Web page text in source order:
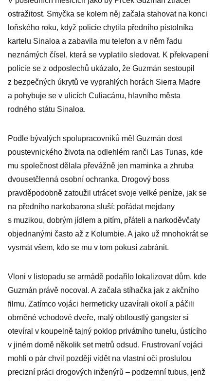
ostražitost. Smyčka se kolem něj začala stahovat na konci
loňského roku, když policie chytila předního pistolníka
kartelu Sinaloa a zabavila mu telefon a v něm řadu
neznámých čísel, která se vyplatilo sledovat. K překvapení
policie se z odposlechů ukázalo, že Guzmán sestoupil
z bezpečných úkrytů ve vyprahlých horách Sierra Madre
a pohybuje se v ulicích Culiacánu, hlavního města
rodného státu Sinaloa.
Podle bývalých spolupracovníků měl Guzmán dost
poustevnického života na odlehlém ranči Las Tunas, kde
mu společnost dělala převážně jen maminka a zhruba
dvousetčlenná osobní ochranka. Drogový boss
pravděpodobně zatoužil utrácet svoje velké peníze, jak se
na předního narkobarona sluší: pořádat mejdany
s muzikou, dobrým jídlem a pitím, přáteli a narkoděvčaty
objednanými často až z Kolumbie. A jako už mnohokrát se
vysmát všem, kdo se mu v tom pokusí zabránit.
Vloni v listopadu se armádě podařilo lokalizovat dům, kde
Guzmán právě nocoval. A začala stíhačka jak z akčního
filmu. Zatímco vojáci hermeticky uzavírali okolí a páčili
obrněné vchodové dveře, malý obtloustlý gangster si
otevíral v koupelně tajný poklop privátního tunelu, ústícího
v jiném domě několik set metrů odsud. Frustrovaní vojáci
mohli o pár chvil později vidět na vlastní oči proslulou
precizní práci drogových inženýrů – podzemní tubus, jenž